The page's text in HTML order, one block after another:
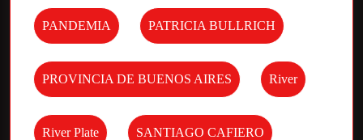
PANDEMIA PATRICIA BULLRICH
PROVINCIA DE BUENOS AIRES River
River Plate SANTIAGO CAFIERO